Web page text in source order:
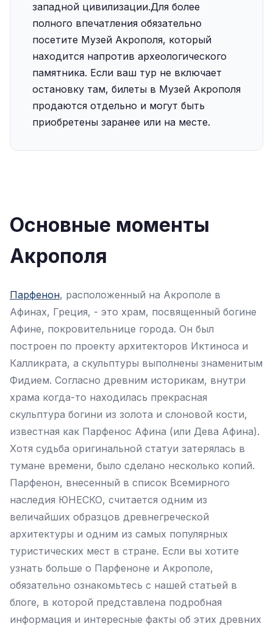
западной цивилизации.Для более
полного впечатления обязательно
посетите Музей Акрополя, который
находится напротив археологического
памятника. Если ваш тур не включает
остановку там, билеты в Музей Акрополя
продаются отдельно и могут быть
приобретены заранее или на месте.
Основные моменты
Акрополя
Парфенон, расположенный на Акрополе в
Афинах, Греция, - это храм, посвященный богине
Афине, покровительнице города. Он был
построен по проекту архитекторов Иктиноса и
Калликрата, а скульптуры выполнены знаменитым
Фидием. Согласно древним историкам, внутри
храма когда-то находилась прекрасная
скульптура богини из золота и слоновой кости,
известная как Парфенос Афина (или Дева Афина).
Хотя судьба оригинальной статуи затерялась в
тумане времени, было сделано несколько копий.
Парфенон, внесенный в список Всемирного
наследия ЮНЕСКО, считается одним из
величайших образцов древнегреческой
архитектуры и одним из самых популярных
туристических мест в стране. Если вы хотите
узнать больше о Парфеноне и Акрополе,
обязательно ознакомьтесь с нашей статьей в
блоге, в которой представлена подробная
информация и интересные факты об этих древних